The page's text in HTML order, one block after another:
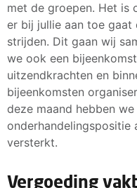
met de groepen. Het is
er bij jullie aan toe gaat
strijden. Dit gaan wij
we ook een
uitzendkrachten en
bijeenkomsten
deze maand hebben
versterkt.
Vergoeding